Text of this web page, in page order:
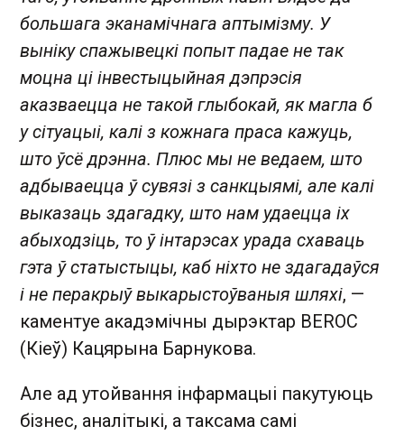
большага эканамічнага аптымізму. У
выніку спажывецкі попыт падае не так
моцна ці інвестыцыйная дэпрэсія
аказваецца не такой глыбокай, як магла б
у сітуацыі, калі з кожнага праса кажуць,
што ўсё дрэнна. Плюс мы не ведаем, што
адбываецца ў сувязі з санкцыямі, але калі
выказаць здагадку, што нам удаецца іх
абыходзіць, то ў інтарэсах урада схаваць
гэта ў статыстыцы, каб ніхто не здагадаўся
і не перакрыў выкарыстоўваныя шляхі, —
каментуе акадэмічны дырэктар BEROC
(Кіеў) Кацярына Барнукова.
Але ад утойвання інфармацыі пакутуюць
бізнес, аналітыкі, а таксама самі